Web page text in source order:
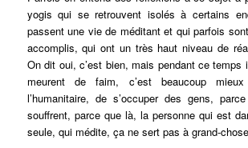
yogis qui se retrouvent isolés à certains
passent une vie de méditant et qui parfois
accomplis, qui ont un très haut niveau de
On dit oui, c’est bien, mais pendant ce
meurent de faim, c’est beaucoup
l’humanitaire, de s’occuper des gens,
souffrent, parce que là, la personne qui est
seule, qui médite, ça ne sert pas à grand-